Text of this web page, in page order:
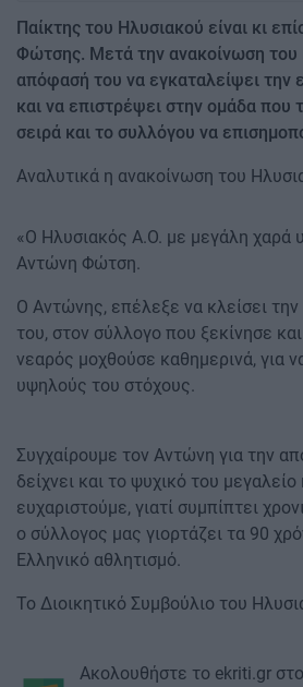
Παίκτης του Ηλυσιακού είναι κι
Φώτσης. Μετά την ανακοίνωση του
απόφασή του να εγκαταλείψει την
και να επιστρέψει στην ομάδα που
σειρά και το συλλόγου να
Αναλυτικά η ανακοίνωση του
«Ο Ηλυσιακός Α.Ο. με μεγάλη χαρά
Αντώνη Φώτση.
Ο Αντώνης, επέλεξε να κλείσει
του, στον σύλλογο που ξεκίνησε
νεαρός μοχθούσε καθημερινά, για
υψηλούς του στόχους.
Συγχαίρουμε τον Αντώνη για την
δείχνει και το ψυχικό του μεγαλείο
ευχαριστούμε, γιατί συμπίπτει
ο σύλλογος μας γιορτάζει τα 90
Ελληνικό αθλητισμό.
Το Διοικητικό Συμβούλιο του
Ακολουθήστε το ekriti.gr στο